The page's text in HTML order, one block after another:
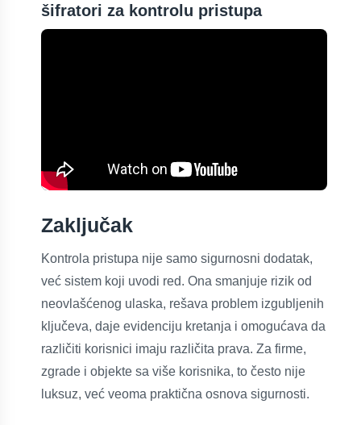
šifratori za kontrolu pristupa
Zaključak
Kontrola pristupa nije samo sigurnosni dodatak,
već sistem koji uvodi red. Ona smanjuje rizik od
neovlašćenog ulaska, rešava problem izgubljenih
ključeva, daje evidenciju kretanja i omogućava da
različiti korisnici imaju različita prava. Za firme,
zgrade i objekte sa više korisnika, to često nije
luksuz, već veoma praktična osnova sigurnosti.